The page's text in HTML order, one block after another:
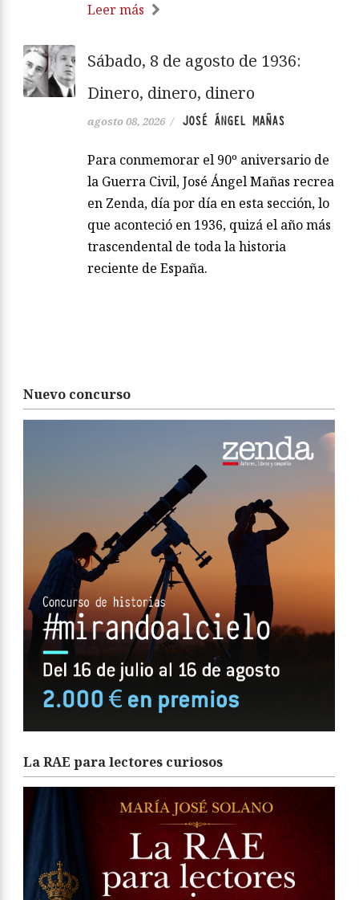
Leer más
Sábado, 8 de agosto de 1936:
Dinero, dinero, dinero
agosto 08, 2026 / JOSÉ ÁNGEL MAÑAS
Para conmemorar el 90º aniversario de
la Guerra Civil, José Ángel Mañas recrea
en Zenda, día por día en esta sección, lo
que aconteció en 1936, quizá el año más
trascendental de toda la historia
reciente de España.
Nuevo concurso
La RAE para lectores curiosos